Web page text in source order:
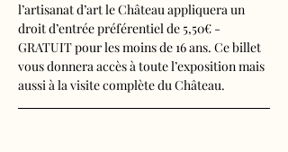
l’artisanat d’art le Château appliquera un
droit d’entrée préférentiel de 5,50€ -
GRATUIT pour les moins de 16 ans. Ce billet
vous donnera accès à toute l’exposition mais
aussi à la visite complète du Château.